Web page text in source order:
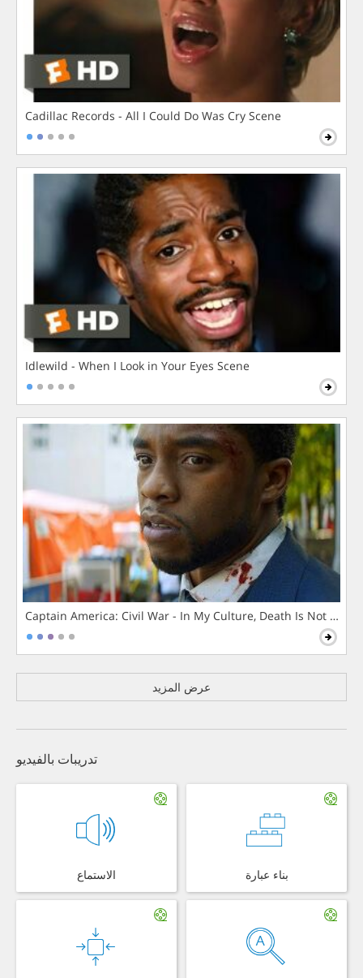
Cadillac Records - All I Could Do Was Cry Scene
Idlewild - When I Look in Your Eyes Scene
Captain America: Civil War - In My Culture, Death Is Not The
عرض المزيد
تدريبات بالفيديو
الاستماع بناء عبارة